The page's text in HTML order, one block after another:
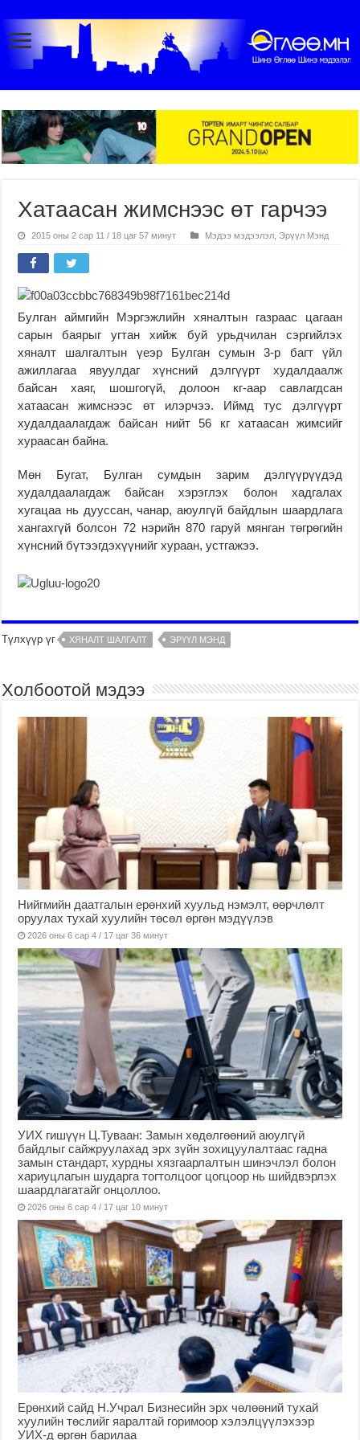
Хатаасан жимснээс өт гарчээ
2015 оны 2 сар 11 / 18 цаг 57 минут Мэдээ мэдээлэл Эрүүл Мэнд
Булган аймгийн Мэргэжлийн хяналтын газраас цагаан
сарын баярыг угтан хийж буй урьдчилан сэргийлэх
хяналт шалгалтын үеэр Булган сумын 3-р багт үйл
ажиллагаа явуулдаг хүнсний дэлгүүрт худалдаалж
байсан хаяг, шошгогүй, долоон кг-аар савлагдсан
хатаасан жимснээс өт илэрчээ. Иймд тус дэлгүүрт
худалдаалагдаж байсан нийт 56 кг хатаасан жимсийг
хураасан байна.
Мөн Бугат, Булган сумдын зарим дэлгүүрүүдэд
худалдаалагдаж байсан хэрэглэх болон хадгалах
хугацаа нь дууссан, чанар, аюулгүй байдлын шаардлага
хангахгүй болсон 72 нэрийн 870 гаруй мянган төгрөгийн
хүнсний бүтээгдэхүүнийг хураан, устгажээ.
Түлхүүр үг ХЯНАЛТ ШАЛГАЛТ ЭРҮҮЛ МЭНД
Холбоотой мэдээ
Нийгмийн даатгалын ерөнхий хуульд нэмэлт, өөрчлөлт
оруулах тухай хуулийн төсөл өргөн мэдүүлэв
2026 оны 6 сар 4 / 17 цаг 36 минут
УИХ гишүүн Ц.Туваан: Замын хөдөлгөөний аюулгүй
байдлыг сайжруулахад эрх зүйн зохицуулалтаас гадна
замын стандарт, хурдны хязгаарлалтын шинэчлэл болон
хариуцлагын шударга тогтолцоог цогцоор нь шийдвэрлэх
шаардлагатайг онцоллоо.
2026 оны 6 сар 4 / 17 цаг 10 минут
Ерөнхий сайд Н.Учрал Бизнесийн эрх чөлөөний тухай
хуулийн төслийг яаралтай горимоор хэлэлцүүлэхээр
УИХ-д өргөн барилаа